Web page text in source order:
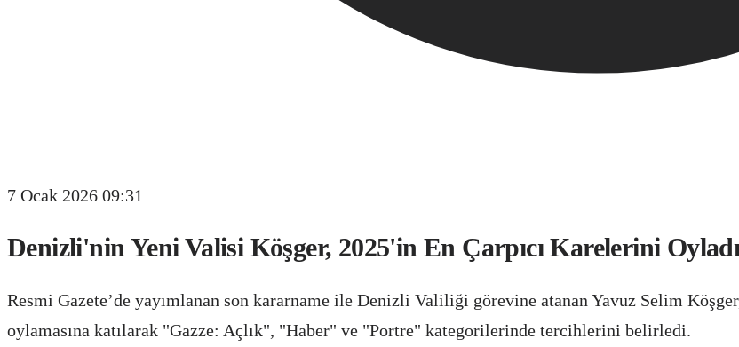
7 Ocak 2026 09:31
Denizli'nin Yeni Valisi Köşger, 2025'in En Çarpıcı Karelerini Oyladı
Resmi Gazete’de yayımlanan son kararname ile Denizli Valiliği görevine atanan Yavuz Selim
oylamasına katılarak "Gazze: Açlık", "Haber" ve "Portre" kategorilerinde tercihlerini belirledi.